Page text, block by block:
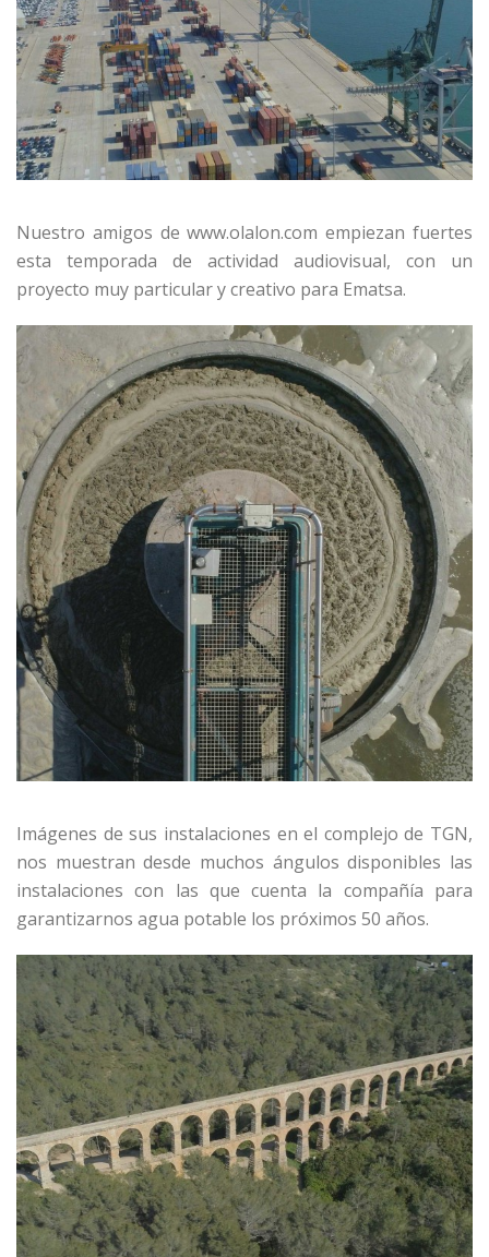
Nuestro amigos de www.olalon.com empiezan fuertes
esta temporada de actividad audiovisual, con un
proyecto muy particular y creativo para Ematsa.
Imágenes de sus instalaciones en el complejo de TGN,
nos muestran desde muchos ángulos disponibles las
instalaciones con las que cuenta la compañía para
garantizarnos agua potable los próximos 50 años.